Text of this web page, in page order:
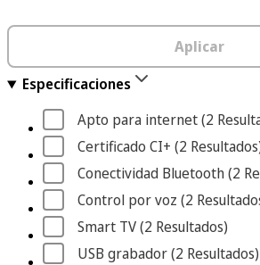
Aplicar
Especificaciones
Apto para internet (2
Certificado CI+ (2 Resultados
Conectividad Bluetooth (2
Control por voz (2
Smart TV (2 Resultados)
USB grabador (2 Resultados)